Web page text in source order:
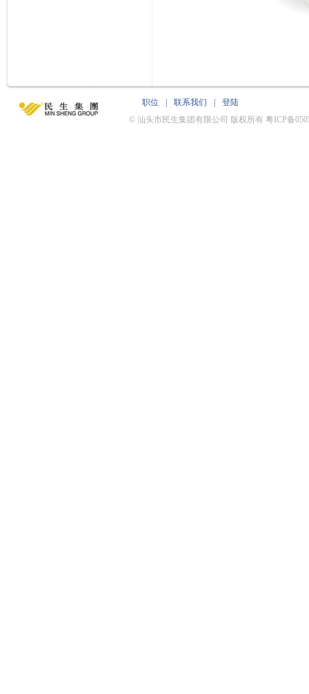
职位 联系我们
登陆
© 汕头市民生集团有限公司 版权所有 粤ICP备